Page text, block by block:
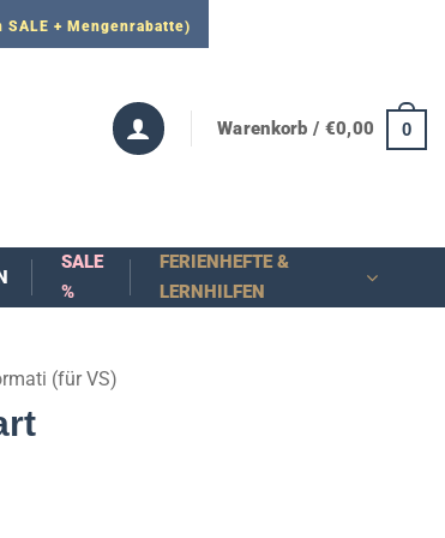
+ Mengenrabatte)
Warenkorb / €0,00 0
SALE
%
FERIENHEFTE &
LERNHILFEN
(für VS)